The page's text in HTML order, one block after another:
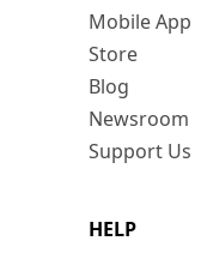
Mobile App
Store
Blog
Newsroom
Support Us
HELP